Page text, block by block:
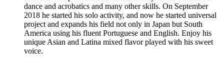
dance and acrobatics and many other skills. On September
2018 he started his solo activity, and now he started universal
project and expands his field not only in Japan but South
America using his fluent Portuguese and English. Enjoy his
unique Asian and Latina mixed flavor played with his sweet
voice.